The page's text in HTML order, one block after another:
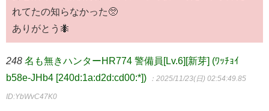
れてたの知らなかった🥺
ありがとう🐜
248 名も無きハンターHR774 警備員[Lv.6][新芽] (ﾜｯﾁｮｲ
b58e-JHb4 [240d:1a:d2d:cd00:*])
：2025/11/23(日) 02:54:49.85
ID:YbWvC47K0